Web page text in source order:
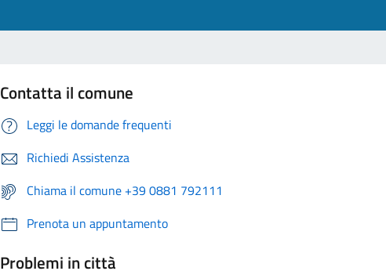
Contatta il comune
Leggi le domande frequenti
Richiedi Assistenza
Chiama il comune +39 0881 792111
Prenota un appuntamento
Problemi in città